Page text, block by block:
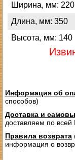
Ширина, мм: 220
Длина, мм: 350
Высота, мм: 140
Информация об
способов)
Доставка и
доставляем по всей
Правила возврата
информация о